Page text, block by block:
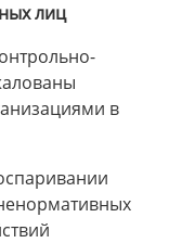
лиц
в